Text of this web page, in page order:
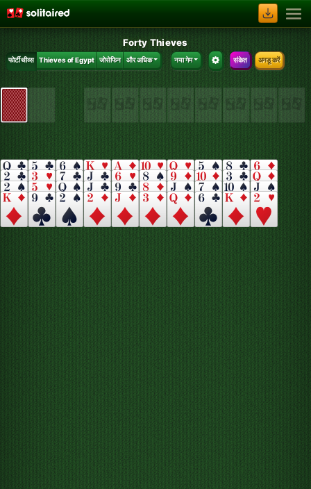
Forty Thieves
फोर्टी थीव्स Thieves of Egypt जोसेफिन और अधिक नया गेम संकेत अनडू करें